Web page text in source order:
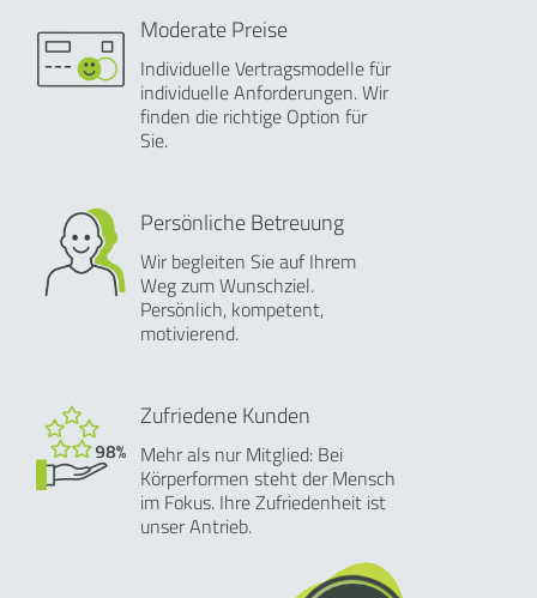
Moderate Preise
Individuelle Vertragsmodelle für
individuelle Anforderungen. Wir
finden die richtige Option für
Sie.
Persönliche Betreuung
Wir begleiten Sie auf Ihrem
Weg zum Wunschziel.
Persönlich, kompetent,
motivierend.
Zufriedene Kunden
Mehr als nur Mitglied: Bei
Körperformen steht der Mensch
im Fokus. Ihre Zufriedenheit ist
unser Antrieb.